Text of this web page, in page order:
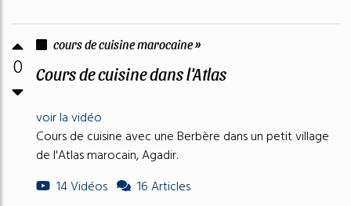
0
cours de cuisine marocaine »
Cours de cuisine dans l'Atlas
voir la vidéo
Cours de cuisine avec une Berbère dans un petit village
de l'Atlas marocain, Agadir.
14 Vidéos
16 Articles